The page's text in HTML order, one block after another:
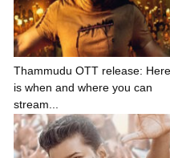
Thammudu OTT release: Here
is when and where you can
stream...